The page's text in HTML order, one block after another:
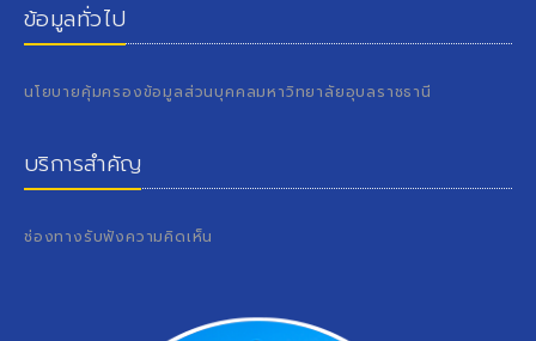
ข้อมูลทั่วไป
นโยบายคุ้มครองข้อมูลส่วนบุคคลมหาวิทยาลัยอุบลราชธานี
บริการสำคัญ
ช่องทางรับฟังความคิดเห็น